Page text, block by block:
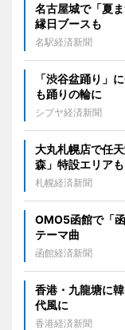
名古屋城で「夏
縁日ブースも
名駅経済新聞
「渋谷盆踊り
も踊りの輪に
シブヤ経済新聞
大丸札幌店で任
森」特設エリアも
札幌経済新聞
OMO5函館で「
テーマ曲
函館経済新聞
香港・九龍塘に
代風に
香港経済新聞